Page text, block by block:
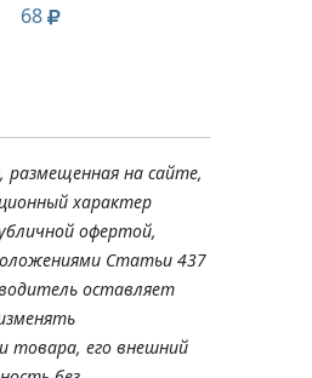
68
размещенная на сайте,
характер
офертой,
Статьи 437
оставляет
товара, его внешний